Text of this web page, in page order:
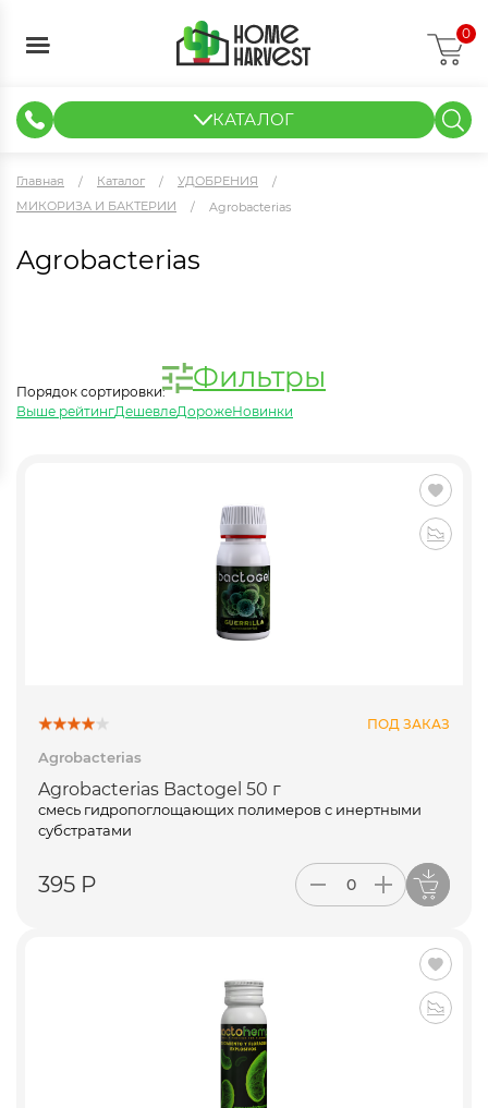
0
КАТАЛОГ
Главная Каталог
УДОБРЕНИЯ
МИКОРИЗА И БАКТЕРИИ
Agrobacterias
Agrobacterias
Фильтры
Порядок сортировки:
Выше рейтингДешевлеДорожеНовинки
ПОД ЗАКАЗ
Agrobacterias
Agrobacterias Bactogel 50 г
смесь гидропоглощающих полимеров с инертными
субстратами
395 Р